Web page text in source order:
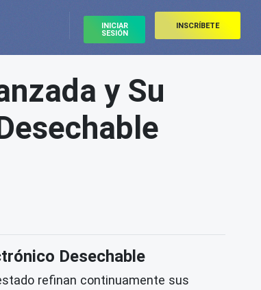
INICIAR
SESIÓN
INSCRÍBETE
y Su
Desechable
refinan continuamente sus